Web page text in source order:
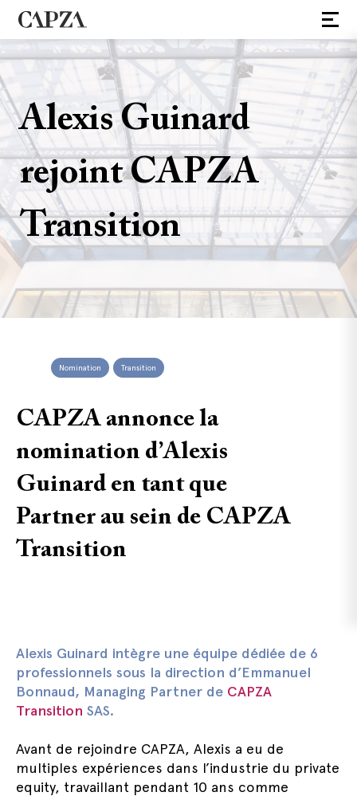
Alexis Guinard
rejoint CAPZA
Transition
Nomination Transition
CAPZA annonce la
nomination d’Alexis
Guinard en tant que
Partner au sein de CAPZA
Transition
Alexis Guinard intègre une équipe dédiée de 6
professionnels sous la direction d’Emmanuel
Bonnaud, Managing Partner de CAPZA
Transition SAS.
Avant de rejoindre CAPZA, Alexis a eu de
multiples expériences dans l’industrie du private
equity, travaillant pendant 10 ans comme